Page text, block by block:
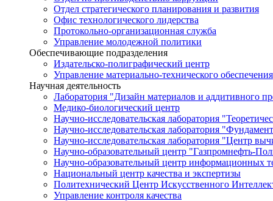
Отдел стратегического планирования и развития
Офис технологического лидерства
Протокольно-организационная служба
Управление молодежной политики
Обеспечивающие подразделения
Издательско-полиграфический центр
Управление материально-технического обеспечения
Научная деятельность
Лаборатория "Дизайн материалов и аддитивного
Медико-биологический центр
Научно-исследовательская лаборатория
Научно-исследовательская лаборатория
Научно-исследовательская лаборатория "Центр
Научно-образовательный центр "Газпромнефть-
Научно-образовательный центр информационных
Национальный центр качества и экспертизы
Политехнический Центр Искусственного
Управление контроля качества